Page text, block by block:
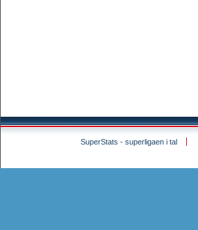
SuperStats - superligaen i tal